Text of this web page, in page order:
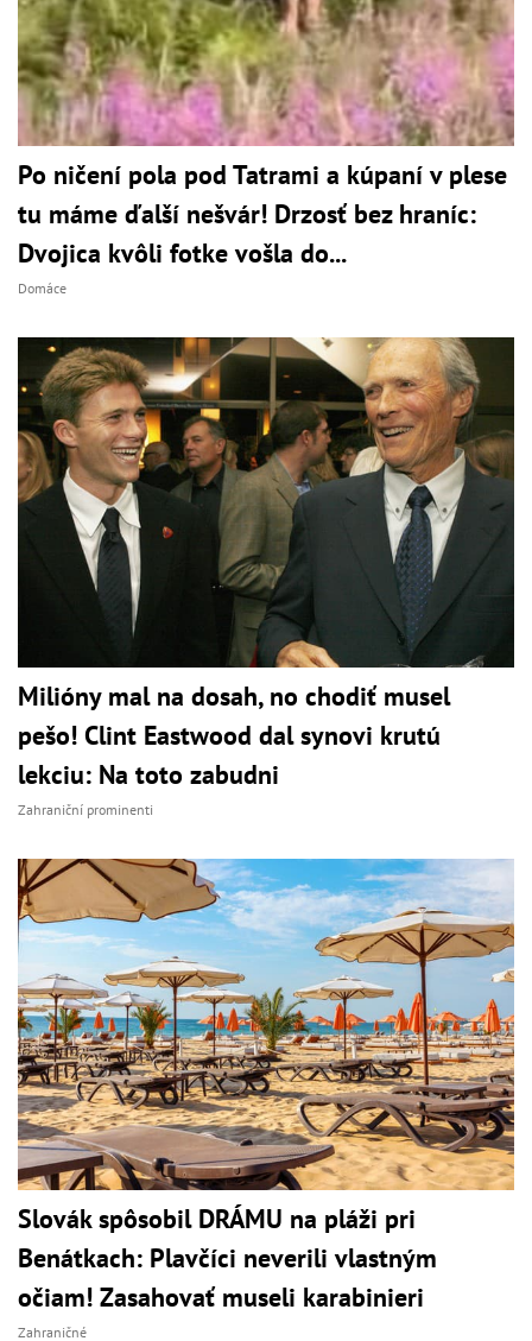
Po ničení pola pod Tatrami a kúpaní v plese
tu máme ďalší nešvár! Drzosť bez hraníc:
Dvojica kvôli fotke vošla do...
Domáce
Milióny mal na dosah, no chodiť musel
pešo! Clint Eastwood dal synovi krutú
lekciu: Na toto zabudni
Zahraniční prominenti
Slovák spôsobil DRÁMU na pláži pri
Benátkach: Plavčíci neverili vlastným
očiam! Zasahovať museli karabinieri
Zahraničné